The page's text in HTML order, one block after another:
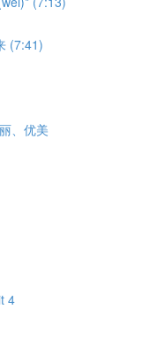
(7:41)
、优美
4